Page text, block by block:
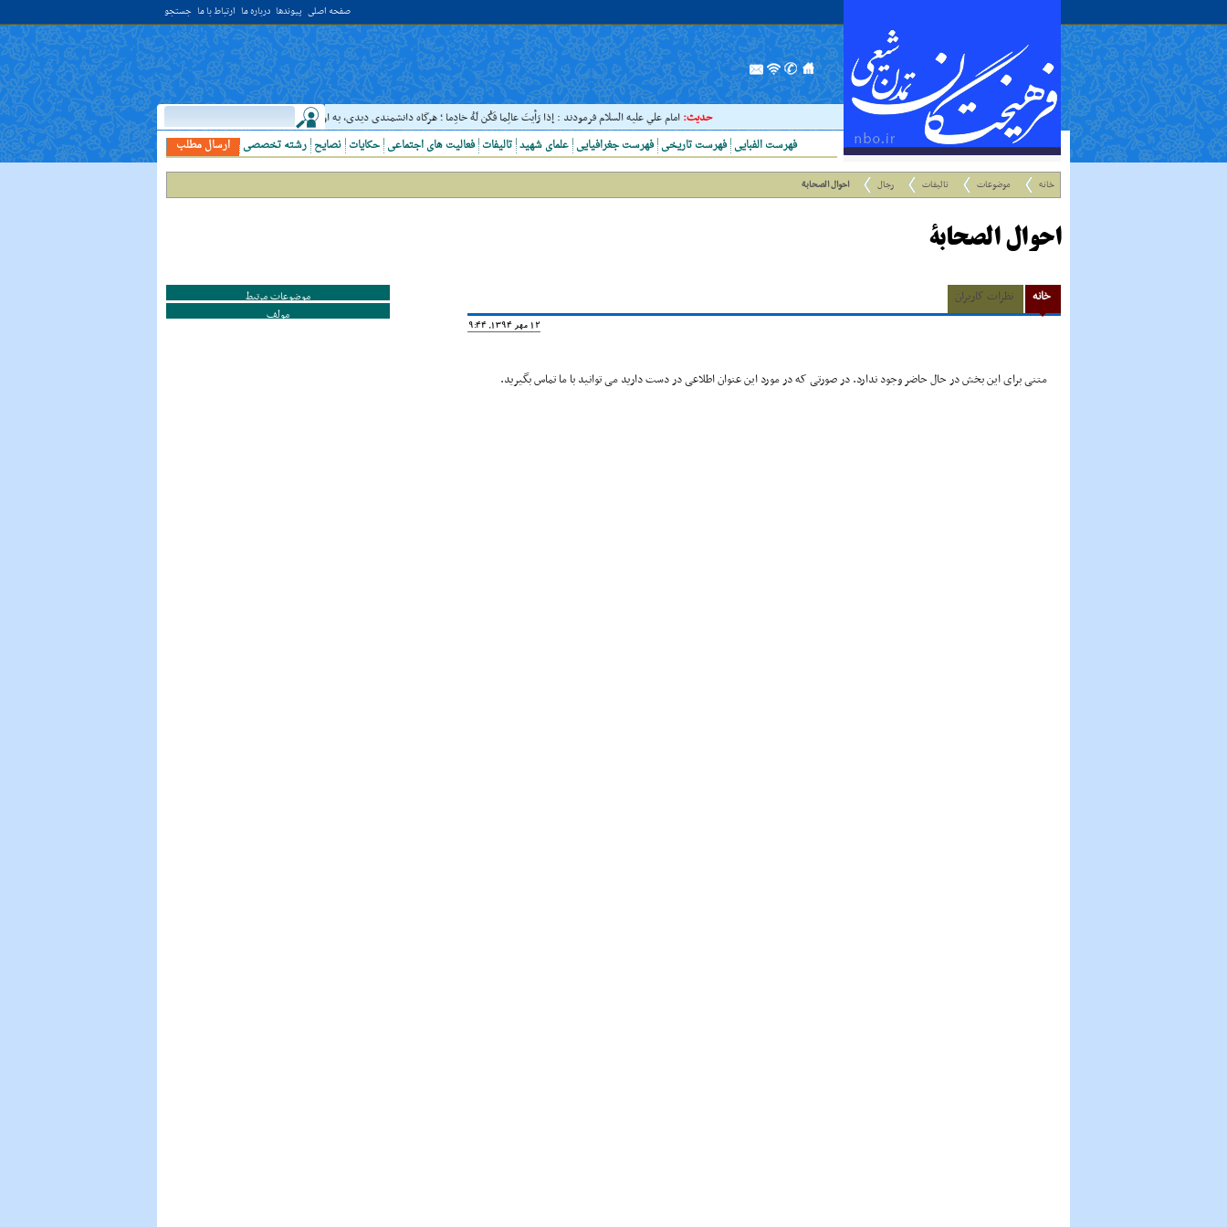
صفحه اصلی پیوندها درباره ما ارتباط با ما جستجو
حدیث:امام علي عليه السلام فرمودند : إذا رَأيتَ عالِما فَکُن لَهُ خادِما ؛ هرگاه دانشمندى ديدى، به او خدمت کن. ( غررالحکم ح ۴۰۴۴ ) حدیث:امام علي (عليه السلام)
ارسال مطلب
رشته تخصصی نصایح حکایات فعالیت های اجتماعی تالیفات علمای شهید فهرست جغرافیایی فهرست تاریخی فهرست الفبایی
خانه موضوعات تالیفات رجال احوال الصحابة
احوال الصحابة
خانه نظرات کاربران
12 مهر 1394, 19:44
متنی برای این بخش در حال حاضر وجود ندارد. در صورتی که در مورد این عنوان اطلاعی در دست دارید می توانید با ما تماس بگیرید.
موضوعات مرتبط
مولف